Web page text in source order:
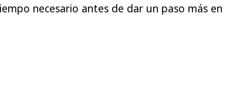
necesario antes de dar un paso más en